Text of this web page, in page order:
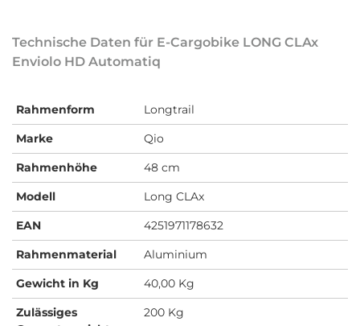
Technische Daten für E-Cargobike LONG CLAx
Enviolo HD Automatiq
Rahmenform
Longtrail
Marke
Qio
Rahmenhöhe
48 cm
Modell
Long CLAx
EAN
4251971178632
Rahmenmaterial
Aluminium
Gewicht in Kg
40,00 Kg
Zulässiges
200 Kg